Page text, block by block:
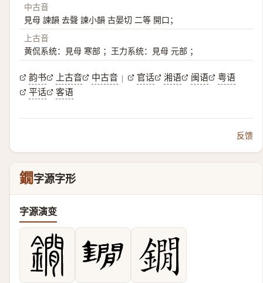
中古音
見母 諫韻 去聲 諫小韻 古晏切 二等 開口；
上古音
黄侃系统：見母 寒部 ；王力系统：見母 元部 ；
韵书 上古音 中古音 | 官话 湘语 闽语
粤语
平话
客语
反馈
鐗字源字形
字源演变